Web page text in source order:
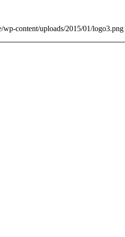
wp-content/uploads/2015/01/logo3.png